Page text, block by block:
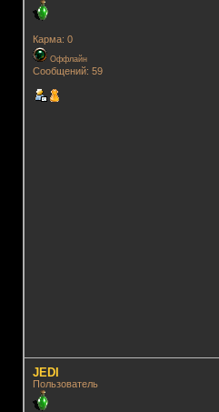
Карма: 0
Оффлайн
Сообщений: 59
JEDI
Пользователь